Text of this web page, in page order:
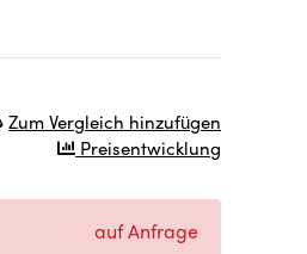
Zum Vergleich hinzufügen
Preisentwicklung
auf Anfrage